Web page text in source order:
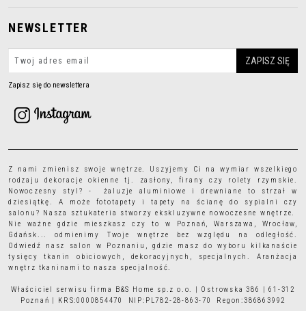
NEWSLETTER
Zapisz się do newslettera
Z nami zmienisz swoje wnętrze. Uszyjemy Ci na wymiar wszelkiego
rodzajudekoracje okienne tj. zasłony, firany czy rolety rzymskie.
Nowoczesny styl? - żaluzje aluminiowe i drewniane to strzał w
dziesiątkę. A może fototapety i tapety
na ścianę do sypialni czy
salonu? Nasza sztukateria stworzy ekskluzywne nowoczesne wnętrze.
Nie ważne gdzie mieszkasz czy to w Poznań, Warszawa, Wrocław,
Gdańsk... odmienimy Twoje wnętrze bez względu na odległość.
Odwiedź nasz salon w Poznaniu, gdzie masz do wyboru kilkanaście
tysięcytkanin obiciowych , dekoracyjnych, specjalnych. Aranżacja
wnętrz tkaninami to nasza specjalność.
Właściciel serwisu firma B&S Home sp.z o.o. | Ostrowska 386 | 61-312
Poznań | KRS:0000854470 NIP:PL782-28-863-70 Regon:386863992